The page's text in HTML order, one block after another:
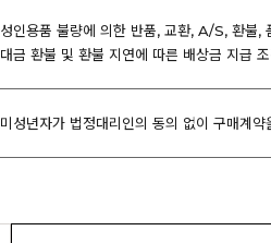
성인용품 불량에 의한 반품, 교환, A/S, 환불,
대금 환불 및 환불 지연에 따른 배상금 지급
미성년자가 법정대리인의 동의 없이 구매계